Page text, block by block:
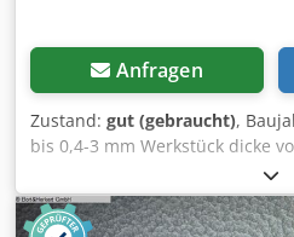
Anfragen
Zustand: gut (gebraucht),
bis 0,4-3 mm Werkstück dicke
Gesamtlänge 3700 mm
Gewicht 900 kg -
Kappaggregat -